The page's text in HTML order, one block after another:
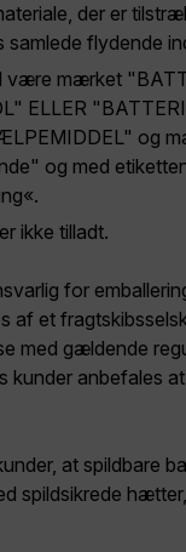
der er
samlede flydende
være mærket
ELLER
og
og med
ikke tilladt.
for
af et
med gældende
kunder anbefales
at spildbare
spildsikrede